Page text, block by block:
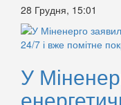
28 Грудня, 15:01
У